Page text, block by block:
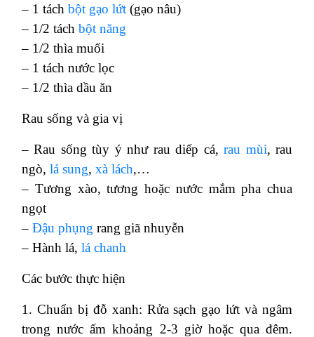
– 1 tách bột gạo lứt (gạo nâu)
– 1/2 tách bột năng
– 1/2 thìa muối
– 1 tách nước lọc
– 1/2 thìa dầu ăn
Rau sống và gia vị
– Rau sống tùy ý như rau diếp cá,rau mùi, rau
ngò, lá sung, xà lách,…
– Tương xào, tương hoặc nước mắm pha chua
ngọt
– Đậu phụng rang giã nhuyễn
– Hành lá, lá chanh
Các bước thực hiện
1. Chuẩn bị đỗ xanh: Rửa sạch gạo lứt và ngâm
trong nước ấm khoảng 2-3 giờ hoặc qua đêm.